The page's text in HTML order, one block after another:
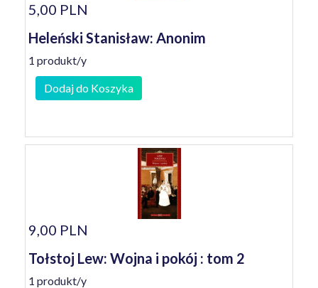
5,00 PLN
Heleński Stanisław: Anonim
1 produkt/y
Dodaj do Koszyka
9,00 PLN
Tołstoj Lew: Wojna i pokój : tom 2
1 produkt/y